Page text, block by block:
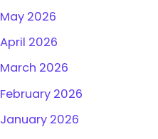
May 2026
April 2026
March 2026
February 2026
January 2026